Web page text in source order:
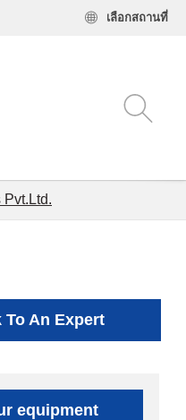
เลือกสถานที่
To An Expert
equipment